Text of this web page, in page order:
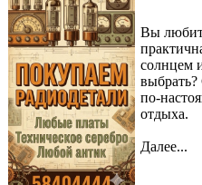
Вы
солнцем
по-
отдыха.
Далее...